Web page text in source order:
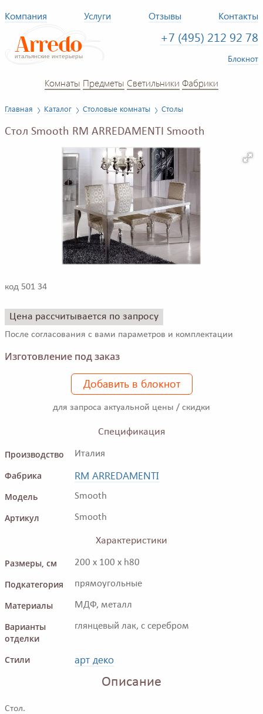
Компания Услуги Отзывы Контакты
+7 (495) 212 92 78
Блокнот
Комнаты Предметы Светильники Фабрики
Главная Каталог Столовые комнаты Столы
Стол Smooth RM ARREDAMENTI Smooth
код 501 34
Цена рассчитывается по запросу
После согласования с вами параметров и комплектации
Изготовление под заказ
Добавить в блокнот
для запроса актуальной цены / скидки
Спецификация
Производство
Италия
Фабрика RM ARREDAMENTI
Модель Smooth
Артикул Smooth
Характеристики
Размеры, см
200 x 100 x h80
Подкатегория прямоугольные
Материалы МДФ, металл
Варианты
отделки
глянцевый лак, с серебром
Стили арт деко
Описание
Стол.